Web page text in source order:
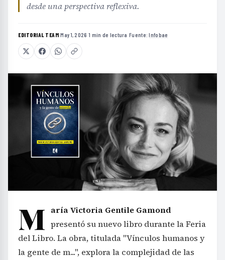
desde una perspectiva reflexiva.
EDITORIAL TEAM·May 1, 2026 ·1 min de lectura ·Fuente:Infobae
M aría Victoria Gentile Gamond
presentó su nuevo libro durante la Feria
del Libro. La obra, titulada "Vínculos humanos y
la gente de m...", explora la complejidad de las